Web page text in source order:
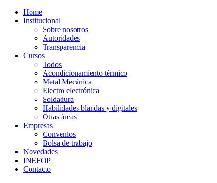
Home
Institucional
Sobre nosotros
Autoridades
Transparencia
Cursos
Todos
Acondicionamiento térmico
Metal Mecánica
Electro electrónica
Soldadura
Habilidades blandas y digitales
Otras áreas
Empresas
Convenios
Bolsa de trabajo
Novedades
INEFOP
Contacto